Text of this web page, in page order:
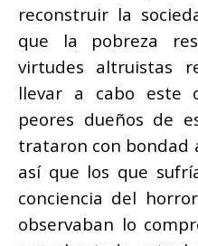
reconstruir la
que la pobreza
virtudes altruistas
llevar a cabo este
peores dueños de
trataron con bondad
así que los que
conciencia del
observaban lo